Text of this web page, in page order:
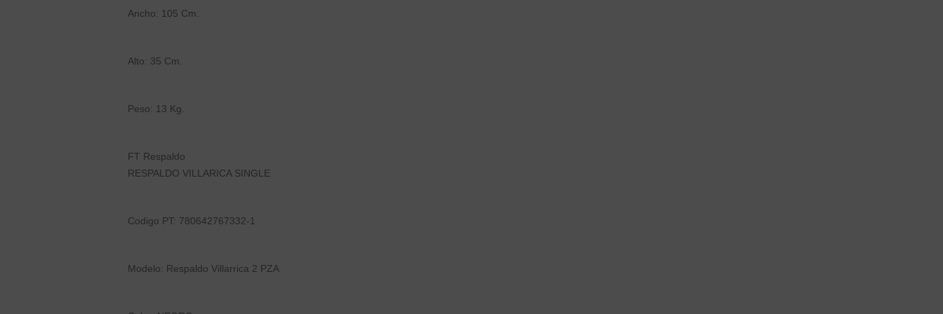
Ancho: 105 Cm.
Alto: 35 Cm.
Peso: 13 Kg.
FT Respaldo
RESPALDO VILLARICA SINGLE
Codigo PT: 780642767332-1
Modelo: Respaldo Villarrica 2 PZA